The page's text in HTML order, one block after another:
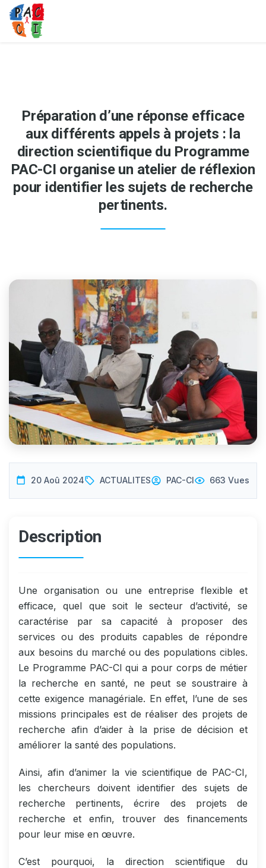
Préparation d’une réponse efficace
aux différents appels à projets : la
direction scientifique du Programme
PAC-CI organise un atelier de réflexion
pour identifier les sujets de recherche
pertinents.
20 Aoû 2024 ACTUALITES PAC-CI 663 Vues
Description
Une organisation ou une entreprise flexible et
efficace, quel que soit le secteur d’activité, se
caractérise par sa capacité à proposer des
services ou des produits capables de répondre
aux besoins du marché ou des populations cibles.
Le Programme PAC-CI qui a pour corps de métier
la recherche en santé, ne peut se soustraire à
cette exigence managériale. En effet, l’une de ses
missions principales est de réaliser des projets de
recherche afin d’aider à la prise de décision et
améliorer la santé des populations.
Ainsi, afin d’animer la vie scientifique de PAC-CI,
les chercheurs doivent identifier des sujets de
recherche pertinents, écrire des projets de
recherche et enfin, trouver des financements
pour leur mise en œuvre.
C’est pourquoi, la direction scientifique du